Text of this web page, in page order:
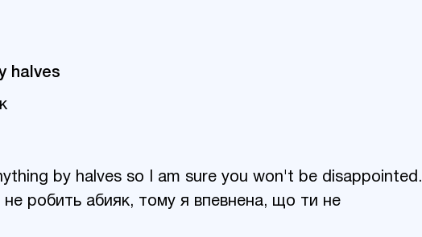
halves
by halves so I am sure you won't be disappointed.
не робить абияк, тому я впевнена, що ти не